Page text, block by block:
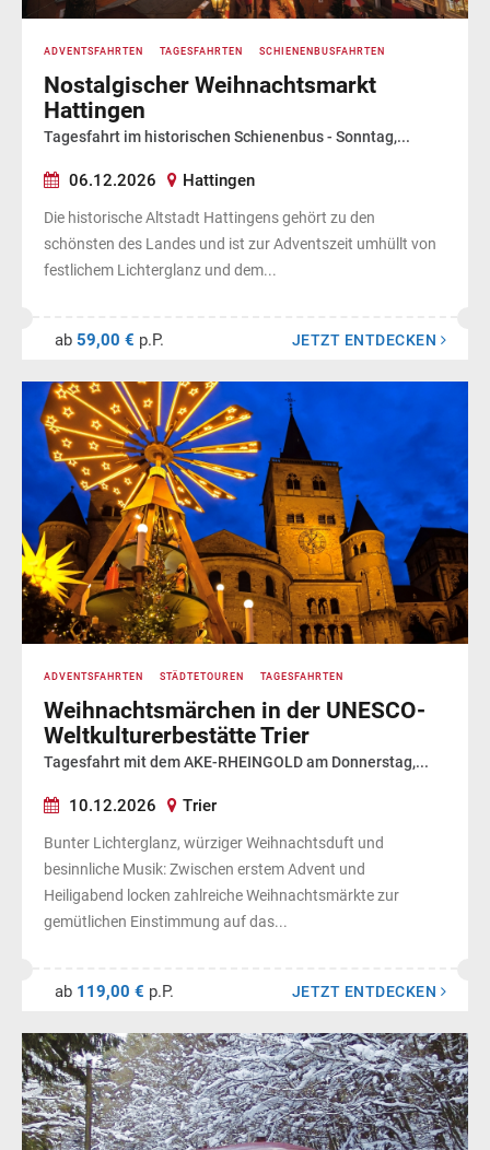
ADVENTSFAHRTEN TAGESFAHRTEN SCHIENENBUSFAHRTEN
Nostalgischer Weihnachtsmarkt
Hattingen
Tagesfahrt im historischen Schienenbus - Sonntag,...
06.12.2026 Hattingen
Die historische Altstadt Hattingens gehört zu den
schönsten des Landes und ist zur Adventszeit umhüllt von
festlichem Lichterglanz und dem...
ab 59,00 € p.P. JETZT ENTDECKEN
ADVENTSFAHRTEN STÄDTETOUREN TAGESFAHRTEN
Weihnachtsmärchen in der UNESCO-
Weltkulturerbestätte Trier
Tagesfahrt mit dem AKE-RHEINGOLD am Donnerstag,...
10.12.2026 Trier
Bunter Lichterglanz, würziger Weihnachtsduft und
besinnliche Musik: Zwischen erstem Advent und
Heiligabend locken zahlreiche Weihnachtsmärkte zur
gemütlichen Einstimmung auf das...
ab 119,00 € p.P. JETZT ENTDECKEN